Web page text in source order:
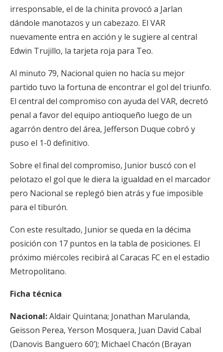
irresponsable, el de la chinita provocó a Jarlan
dándole manotazos y un cabezazo. El VAR
nuevamente entra en acción y le sugiere al central
Edwin Trujillo, la tarjeta roja para Teo.
Al minuto 79, Nacional quien no hacía su mejor
partido tuvo la fortuna de encontrar el gol del triunfo.
El central del compromiso con ayuda del VAR, decretó
penal a favor del equipo antioqueño luego de un
agarrón dentro del área, Jefferson Duque cobró y
puso el 1-0 definitivo.
Sobre el final del compromiso, Junior buscó con el
pelotazo el gol que le diera la igualdad en el marcador
pero Nacional se replegó bien atrás y fue imposible
para el tiburón.
Con este resultado, Junior se queda en la décima
posición con 17 puntos en la tabla de posiciones. El
próximo miércoles recibirá al Caracas FC en el estadio
Metropolitano.
Ficha técnica
Nacional:Aldair Quintana; Jonathan Marulanda,
Geisson Perea, Yerson Mosquera, Juan David Cabal
(Danovis Banguero 60’); Michael Chacón (Brayan